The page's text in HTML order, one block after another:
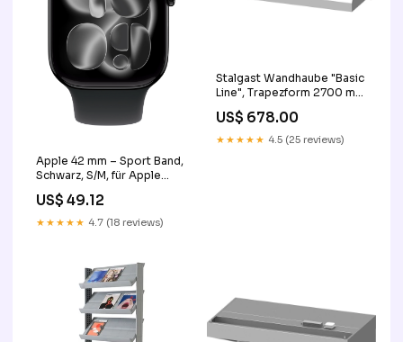
Apple 42 mm – Sport Band,
Schwarz, S/M, für Apple
Watch base-discountable
US$ 49.12
★★★★★ 4.7 (18 reviews)
Stalgast Wandhaube "Basic
Line", Trapezform 2700 mm
x 1100 mm mit
Flammschutzfilter Typ B OK
US$ 678.00
★★★★★ 4.5 (25 reviews)